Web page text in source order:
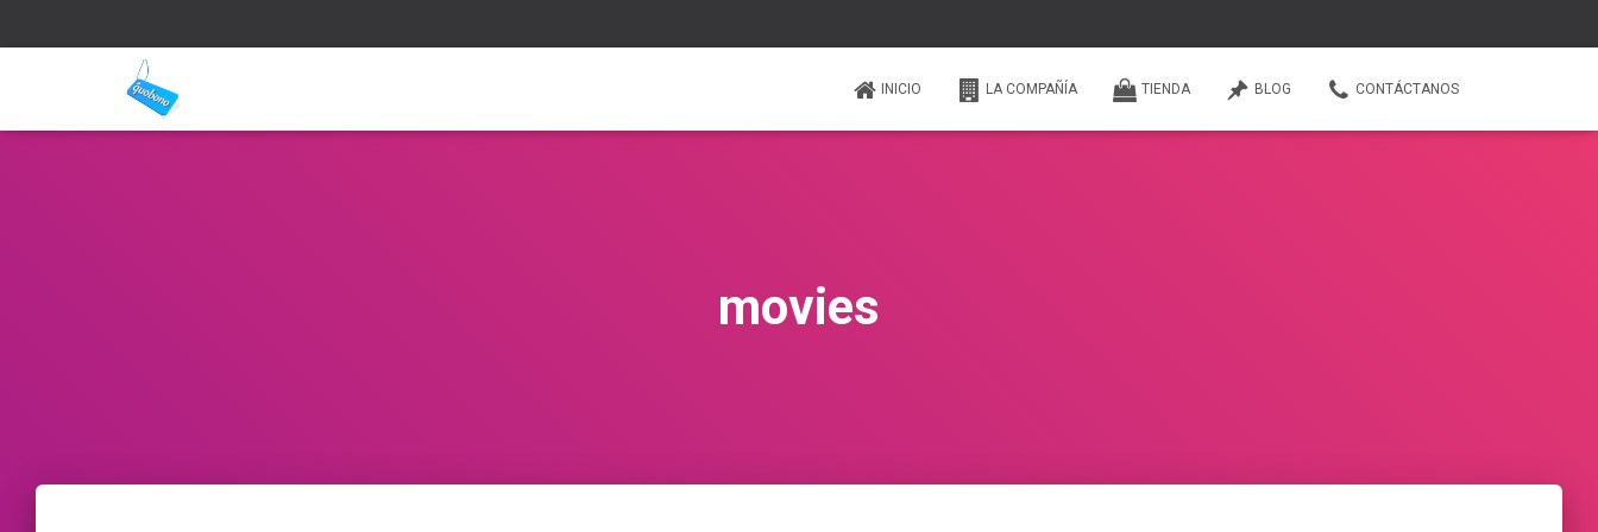
INICIO LA COMPAÑÍA TIENDA BLOG CONTÁCTANOS
movies